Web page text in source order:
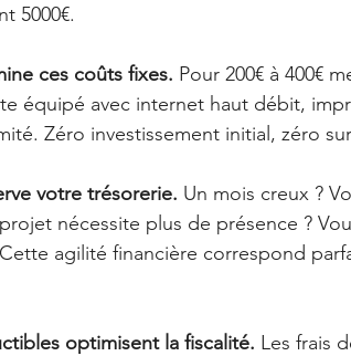
5000€.
ces coûts fixes. Pour 200€ à 400€
équipé avec internet haut débit,
Zéro investissement initial, zéro
votre trésorerie. Un mois creux ?
nécessite plus de présence ?
agilité financière correspond
optimisent la fiscalité. Les frais